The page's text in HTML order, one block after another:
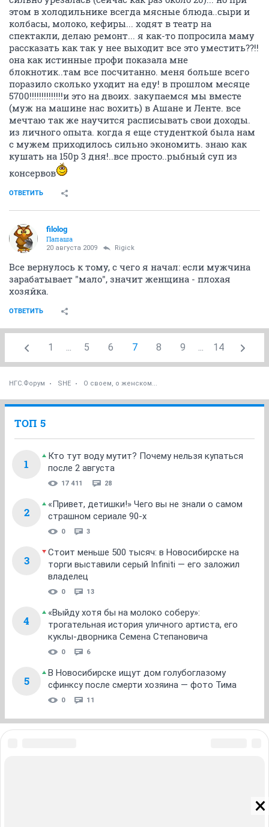
этом в холодильнике всегда мясные блюда..сыри и
колбасы, молоко, кефиры... ходят в театр на
спектакли, делаю ремонт... я как-то попросила маму
рассказать как так у нее выходит все это уместить??!!
она как истинные профи показала мне
блокнотик..там все посчитанно. меня больше всего
поразило сколько уходит на еду! в прошлом месяце
5700!!!!!!!!!!!!!!и это на двоих. закупаемся мы вместе
(муж на машине нас вохить) в Ашане и Ленте. все
мечтаю так же научится расписывать свои доходы.
из личного опыта. когда я еще студенткой была нам
с мужем приходилось сильно экономить. знаю как
кушать на 150р 3 дня!..все просто..рыбный суп из
консервов
ОТВЕТИТЬ
filolog
Папаша
20 августа 2009 Rigick
Все вернулось к тому, с чего я начал: если мужчина
зарабатывает "мало", значит женщина - плохая
хозяйка.
ОТВЕТИТЬ
1 ... 5 6 7 8 9 ... 14
НГС.Форум SHE О своем, о женском...
ТОП 5
1
Кто тут воду мутит? Почему нельзя купаться
после 2 августа
17 411 28
2
«Привет, детишки!» Чего вы не знали о самом
страшном сериале 90-х
0 3
3
Стоит меньше 500 тысяч: в Новосибирске на
торги выставили серый Infiniti — его заложил
владелец
0 13
4
«Выйду хотя бы на молоко соберу»:
трогательная история уличного артиста, его
куклы-дворника Семена Степановича
0 6
5
В Новосибирске ищут дом голубоглазому
сфинксу после смерти хозяина — фото Тима
0 11